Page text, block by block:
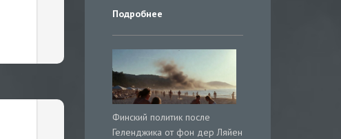
Подробнее
Финский политик после
Геленджика от фон дер Ляйен